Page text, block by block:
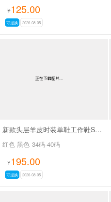
¥125.00
可退换 2026-08-05
新款头层羊皮时装单鞋工作鞋SA56-53
红色 黑色 34码-40码
¥195.00
可退换 2026-08-05